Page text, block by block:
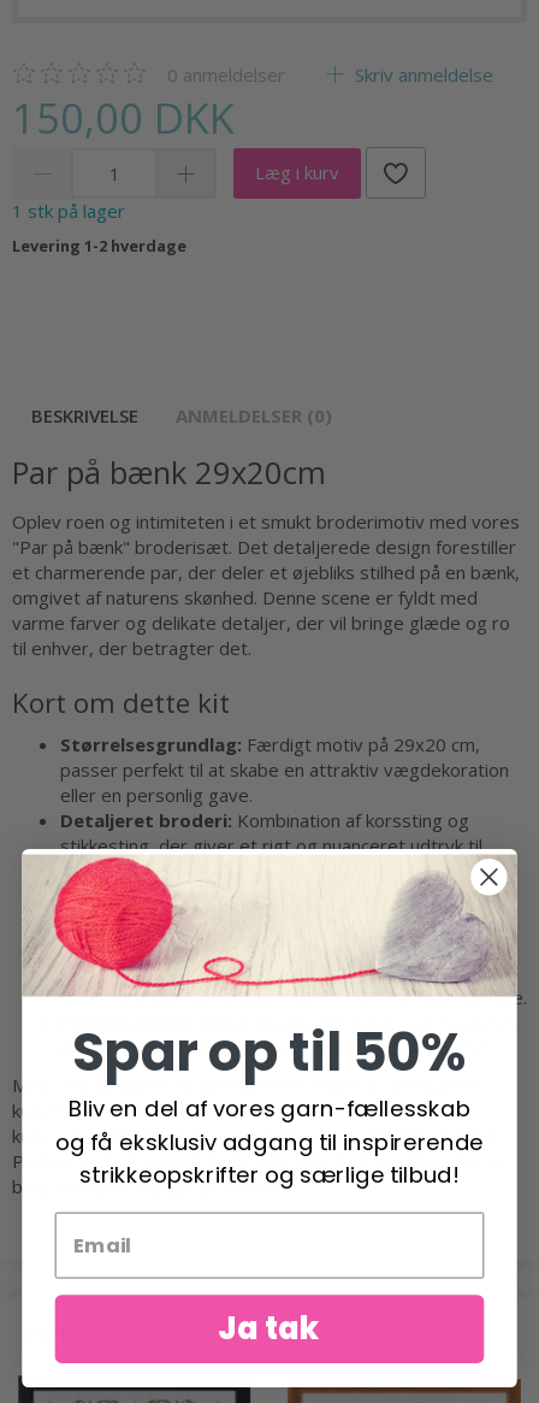
0 anmeldelser Skriv anmeldelse
150,00 DKK
Læg i kurv
1 stk på lager
Levering 1-2 hverdage
BESKRIVELSE ANMELDELSER (0)
Par på bænk 29x20cm
Oplev roen og intimiteten i et smukt broderimotiv med vores
"Par på bænk" broderisæt. Det detaljerede design forestiller
et charmerende par, der deler et øjebliks stilhed på en bænk,
omgivet af naturens skønhed. Denne scene er fyldt med
varme farver og delikate detaljer, der vil bringe glæde og ro
til enhver, der betragter det.
Kort om dette kit
Størrelsesgrundlag: Færdigt motiv på 29x20 cm,
passer perfekt til at skabe en attraktiv vægdekoration
eller en personlig gave.
Detaljeret broderi: Kombination af korssting og
stikkesting, der giver et rigt og nuanceret udtryk til
designet.
Kvalitetsmaterialer:
Syet på hvid Aida 357/00 stof
med en tæthed på 5,4 tråde/cm for et robust og
holdbart resultat.
Nøje udvalgte tråde:Brug af 1 farve DMC Mouliné
sikrer livagtige og holdbare farver i det færdige arbejde.
der ønsker at kombinere kreativitet med afslapning.
Med "Par på bænk" broderisættet bringer du ikke kun en
kunstnerisk opgave til live, men skaber også et unikt
kunstværk, der fortæller en historie om fredfyldte stunder.
Perfekt som et projekt til dig selv eller som en gave, der vil
blive værdsat i mange år fremover.
POPULÆRE ALTERNATIVER
Spar op til 50%
Bliv en del af vores garn-fællesskab
og få eksklusiv adgang til inspirerende
strikkeopskrifter og særlige tilbud!
Ja tak